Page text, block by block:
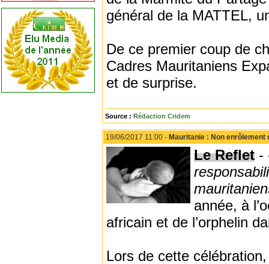
général de la MATTEL,
De ce premier coup de
Cadres Mauritaniens
et de surprise.
Source : Rédaction Cridem
19/06/2017 11:00 - Mauritanie : Non
Le Reflet -
année, à
africain et de l’orphelin
Lors de cette